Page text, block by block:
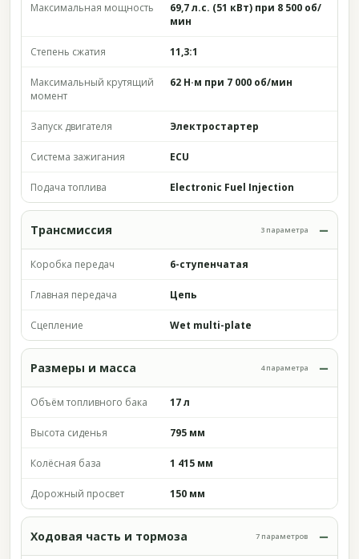
Максимальная мощность
69,7 л.с. (51 кВт) при 8 500 об/
мин
Степень сжатия 11,3:1
Максимальный крутящий
момент
62 Н·м при 7 000 об/мин
Запуск двигателя Электростартер
Система зажигания ECU
Подача топлива Electronic Fuel Injection
Трансмиссия 3 параметра
Коробка передач 6-ступенчатая
Главная передача Цепь
Сцепление Wet multi-plate
Размеры и масса 4 параметра
Объём топливного бака 17 л
Высота сиденья 795 мм
Колёсная база 1 415 мм
Дорожный просвет 150 мм
Ходовая часть и тормоза 7 параметров